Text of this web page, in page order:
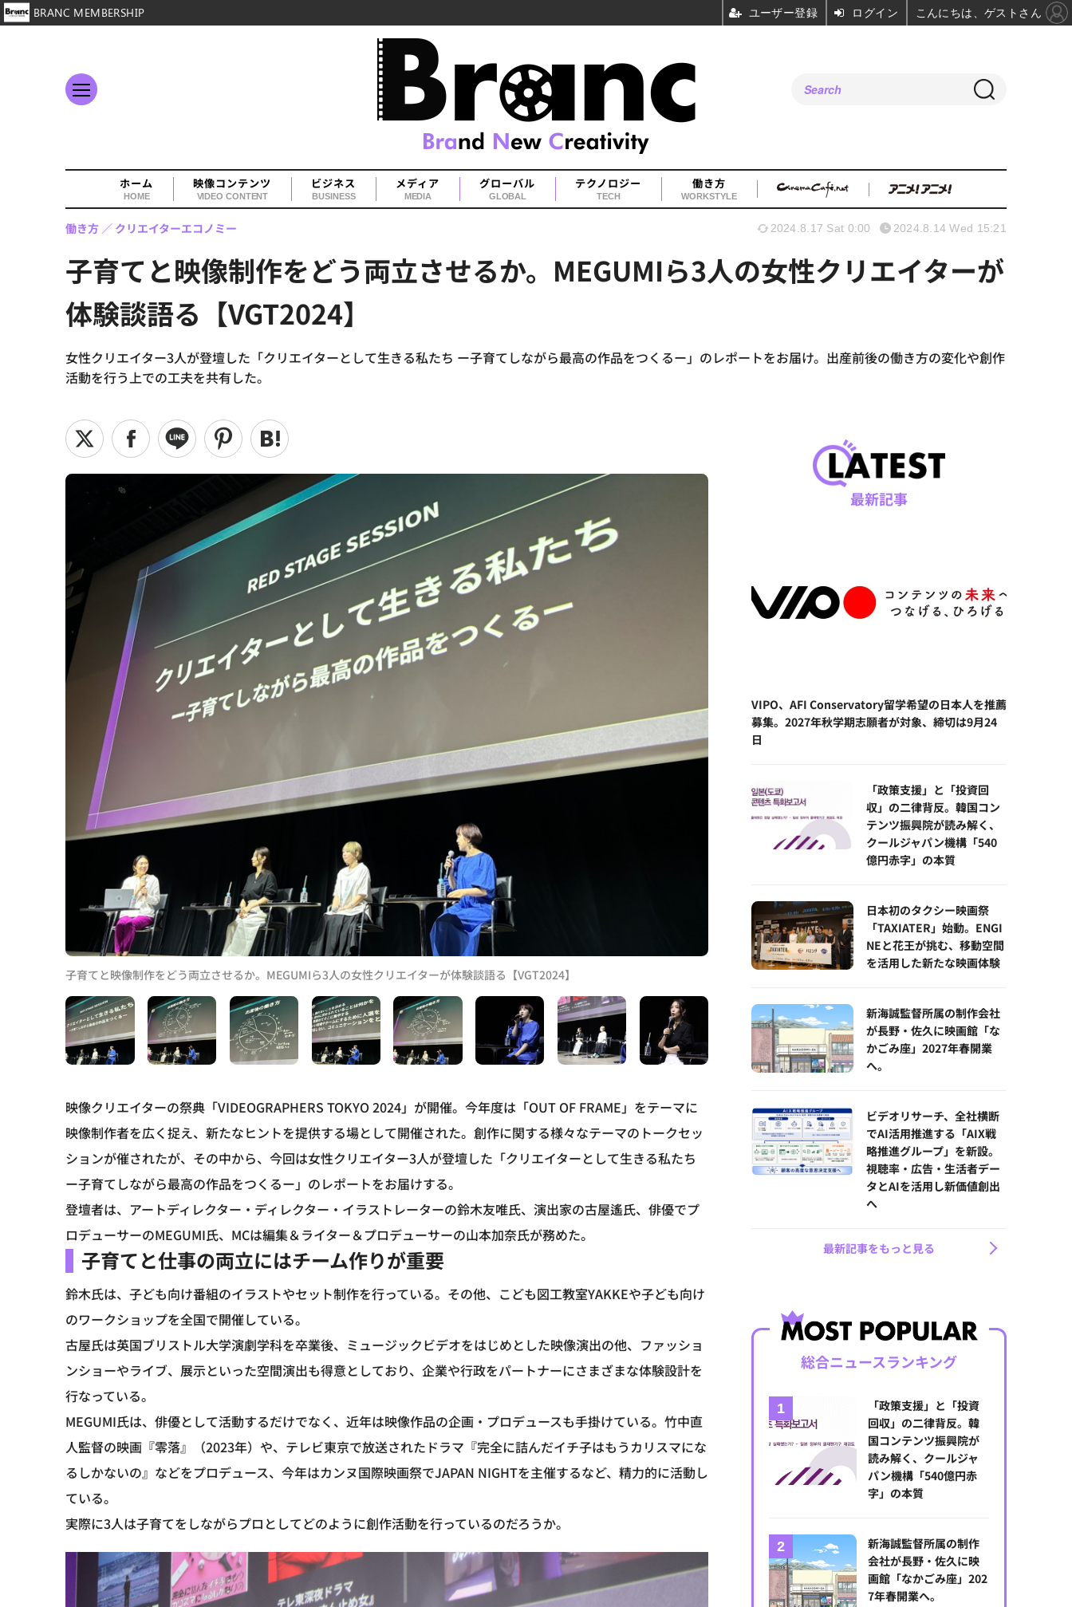
ホーム
HOME
映像コンテンツ
VIDEO CONTENT
ビジネス
BUSINESS
メディア
MEDIA
グローバル
GLOBAL
テクノロジー
TECH
働き方
WORKSTYLE
子育てと映像制作をどう両立させるか。MEGUMIら3人の女性クリエイターが
体験談語る【VGT2024】
女性クリエイター3人が登壇した「クリエイターとして生きる私たち ー子育てしながら最高の作品をつくるー」のレポートをお届け。出産前後の働き方の変化や創作
活動を行う上での工夫を共有した。
働き方 クリエイターエコノミー 2024.8.17 Sat 0:00 2024.8.14 Wed 15:21
子育てと映像制作をどう両立させるか。MEGUMIら3人の女性クリエイターが体験談語る【VGT2024】
映像クリエイターの祭典「VIDEOGRAPHERS TOKYO 2024」が開催。今年度は「OUT OF FRAME」をテーマに
映像制作者を広く捉え、新たなヒントを提供する場として開催された。創作に関する様々なテーマのトークセッ
ションが催されたが、その中から、今回は女性クリエイター3人が登壇した「クリエイターとして生きる私たち
ー子育てしながら最高の作品をつくるー」のレポートをお届けする。
登壇者は、アートディレクター・ディレクター・イラストレーターの鈴木友唯氏、演出家の古屋遙氏、俳優でプ
ロデューサーのMEGUMI氏、MCは編集＆ライター＆プロデューサーの山本加奈氏が務めた。
子育てと仕事の両立にはチーム作りが重要
鈴木氏は、子ども向け番組のイラストやセット制作を行っている。その他、こども図工教室YAKKEや子ども向け
のワークショップを全国で開催している。
古屋氏は英国ブリストル大学演劇学科を卒業後、ミュージックビデオをはじめとした映像演出の他、ファッショ
ンショーやライブ、展示といった空間演出も得意としており、企業や行政をパートナーにさまざまな体験設計を
行なっている。
MEGUMI氏は、俳優として活動するだけでなく、近年は映像作品の企画・プロデュースも手掛けている。竹中直
人監督の映画『零落』（2023年）や、テレビ東京で放送されたドラマ『完全に詰んだイチ子はもうカリスマにな
るしかないの』などをプロデュース、今年はカンヌ国際映画祭でJAPAN NIGHTを主催するなど、精力的に活動し
ている。
実際に3人は子育てをしながらプロとしてどのように創作活動を行っているのだろうか。
最新記事
VIPO、AFI Conservatory留学希望の日本人を推薦
募集。2027年秋学期志願者が対象、締切は9月24
日
「政策支援」と「投資回
収」の二律背反。韓国コン
テンツ振興院が読み解く、
クールジャパン機構「540
億円赤字」の本質
日本初のタクシー映画祭
「TAXIATER」始動。ENGI
NEと花王が挑む、移動空間
を活用した新たな映画体験
新海誠監督所属の制作会社
が長野・佐久に映画館「な
かごみ座」2027年春開業
へ。
ビデオリサーチ、全社横断
でAI活用推進する「AIX戦
略推進グループ」を新設。
視聴率・広告・生活者デー
タとAIを活用し新価値創出
へ
最新記事をもっと見る
総合ニュースランキング
「政策支援」と「投資
回収」の二律背反。韓
国コンテンツ振興院が
読み解く、クールジャ
パン機構「540億円赤
字」の本質
新海誠監督所属の制作
会社が長野・佐久に映
画館「なかごみ座」202
7年春開業へ。
BRANC MEMBERSHIP ユーザー登録 ログイン こんにちは、ゲストさん